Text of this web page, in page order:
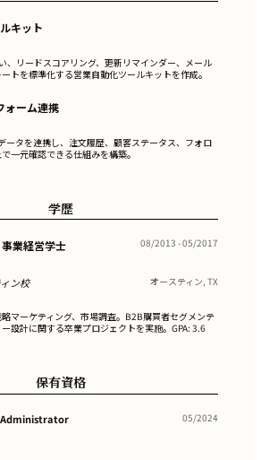
キット
リードスコアリング、更新リマインダー、メール
トを標準化する営業自動化ツールキットを作成。
ォーム連携
タを連携し、注文履歴、顧客ステータス、フォロ
一元確認できる仕組みを構築。
学歴
業経営学士 08/2013 - 05/2017
ン校 オースティン, TX
マーケティング、市場調査。B2B購買者セグメンテ
設計に関する卒業プロジェクトを実施。GPA: 3.6
保有資格
05/2024